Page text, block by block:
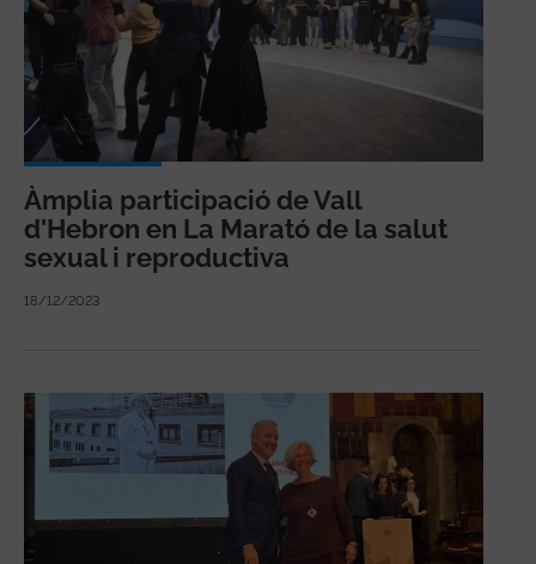
Àmplia participació de Vall
d'Hebron en La Marató de la salut
sexual i reproductiva
18/12/2023